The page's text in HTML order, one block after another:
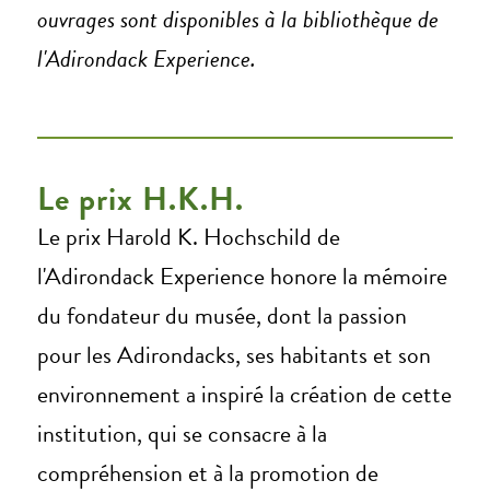
ouvrages sont disponibles à la bibliothèque de
l'Adirondack Experience.
Le prix H.K.H.
Le prix Harold K. Hochschild de
l'Adirondack Experience honore la mémoire
du fondateur du musée, dont la passion
pour les Adirondacks, ses habitants et son
environnement a inspiré la création de cette
institution, qui se consacre à la
compréhension et à la promotion de